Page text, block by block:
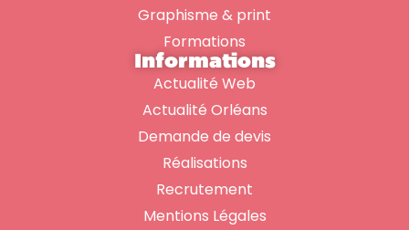
Graphisme & print
Formations
Informations
Actualité Web
Actualité Orléans
Demande de devis
Réalisations
Recrutement
Mentions Légales